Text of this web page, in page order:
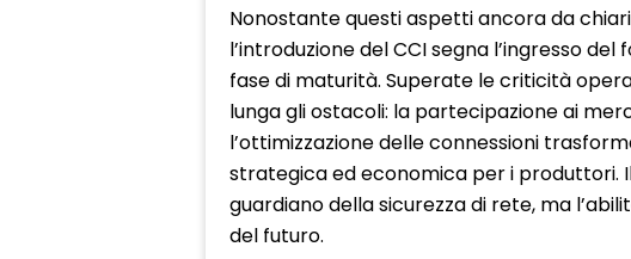
Nonostante questi aspetti ancora da
l’introduzione del CCI segna l’ingresso
fase di maturità. Superate le criticità
lunga gli ostacoli: la partecipazione ai
l’ottimizzazione delle connessioni
strategica ed economica per i produttori.
guardiano della sicurezza di rete, ma
del futuro.